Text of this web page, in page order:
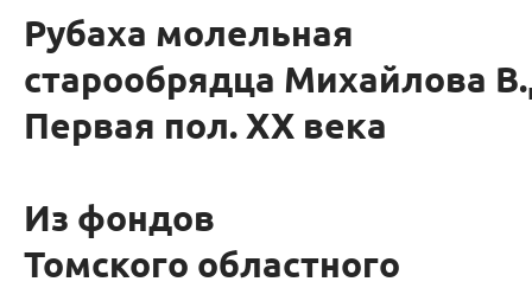
Рубаха молельная
старообрядца Михайлова
Первая пол. ХХ века
Из фондов
Томского областного